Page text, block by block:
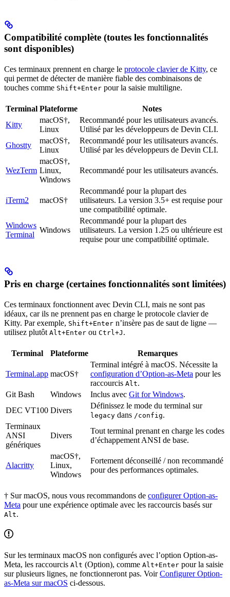
Compatibilité complète (toutes les fonctionnalités
sont disponibles)
Ces terminaux prennent en charge le protocole clavier de Kitty, ce
qui permet de détecter de manière fiable des combinaisons de
touches comme Shift+Enter pour la saisie multiligne.
Terminal Plateforme
Notes
Kitty
macOS†,
Linux
Recommandé pour les utilisateurs avancés.
Utilisé par les développeurs de Devin CLI.
Ghostty
macOS†,
Linux
Recommandé pour les utilisateurs avancés.
Utilisé par les développeurs de Devin CLI.
WezTerm
macOS†,
Linux,
Windows
Recommandé pour les utilisateurs avancés.
iTerm2 macOS†
Recommandé pour la plupart des
utilisateurs. La version 3.5+ est requise pour
une compatibilité optimale.
Windows
Terminal
Windows
Recommandé pour la plupart des
utilisateurs. La version 1.25 ou ultérieure est
requise pour une compatibilité optimale.
Pris en charge (certaines fonctionnalités sont limitées)
Ces terminaux fonctionnent avec Devin CLI, mais ne sont pas
idéaux, car ils ne prennent pas en charge le protocole clavier de
Kitty. Par exemple, Shift+Enter n’insère pas de saut de ligne —
utilisez plutôt Alt+Enter ou Ctrl+J .
Terminal Plateforme Remarques
Terminal.app macOS†
Terminal intégré à macOS. Nécessite la
configuration d’Option-as-Meta pour les
raccourcis Alt.
Git Bash
Windows Inclus avec Git for Windows.
DEC VT100 Divers
Définissez le mode du terminal sur
legacy dans /config.
Terminaux
ANSI
génériques
Divers
Tout terminal prenant en charge les codes
d’échappement ANSI de base.
Alacritty
macOS†,
Linux,
Windows
Fortement déconseillé / non recommandé
pour des performances optimales.
† Sur macOS, nous vous recommandons de configurer Option-as-
Meta pour une expérience optimale avec les raccourcis basés sur
Alt.
Sur les terminaux macOS non configurés avec l’option Option-as-
Meta, les raccourcis Alt (Option), comme Alt+Enter pour la saisie
sur plusieurs lignes, ne fonctionneront pas. VoirConfigurer Option-
as-Meta sur macOS ci-dessous.